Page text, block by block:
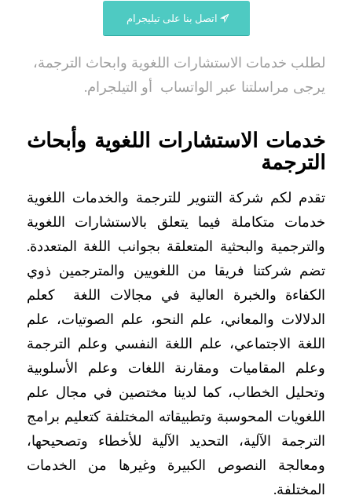
اتصل بنا على تيليجرام
لطلب خدمات الاستشارات اللغوية وابحاث الترجمة،
يرجى مراسلتنا عبر الواتساب أو التيلجرام.
خدمات الاستشارات اللغوية وأبحاث
الترجمة
تقدم لكم شركة التنوير للترجمة والخدمات اللغوية
خدمات متكاملة فيما يتعلق بالاستشارات اللغوية
والترجمية والبحثية المتعلقة بجوانب اللغة المتعددة.
تضم شركتنا فريقا من اللغويين والمترجمين ذوي
الكفاءة والخبرة العالية في مجالات اللغة كعلم
الدلالات والمعاني، علم النحو، علم الصوتيات، علم
اللغة الاجتماعي، علم اللغة النفسي وعلم الترجمة
وعلم المقاميات ومقارنة اللغات وعلم الأسلوبية
وتحليل الخطاب، كما لدينا مختصين في مجال علم
اللغويات المحوسبة وتطبيقاته المختلفة كتعليم برامج
الترجمة الآلية، التحديد الآلية للأخطاء وتصحيحها،
ومعالجة النصوص الكبيرة وغيرها من الخدمات
المختلفة.